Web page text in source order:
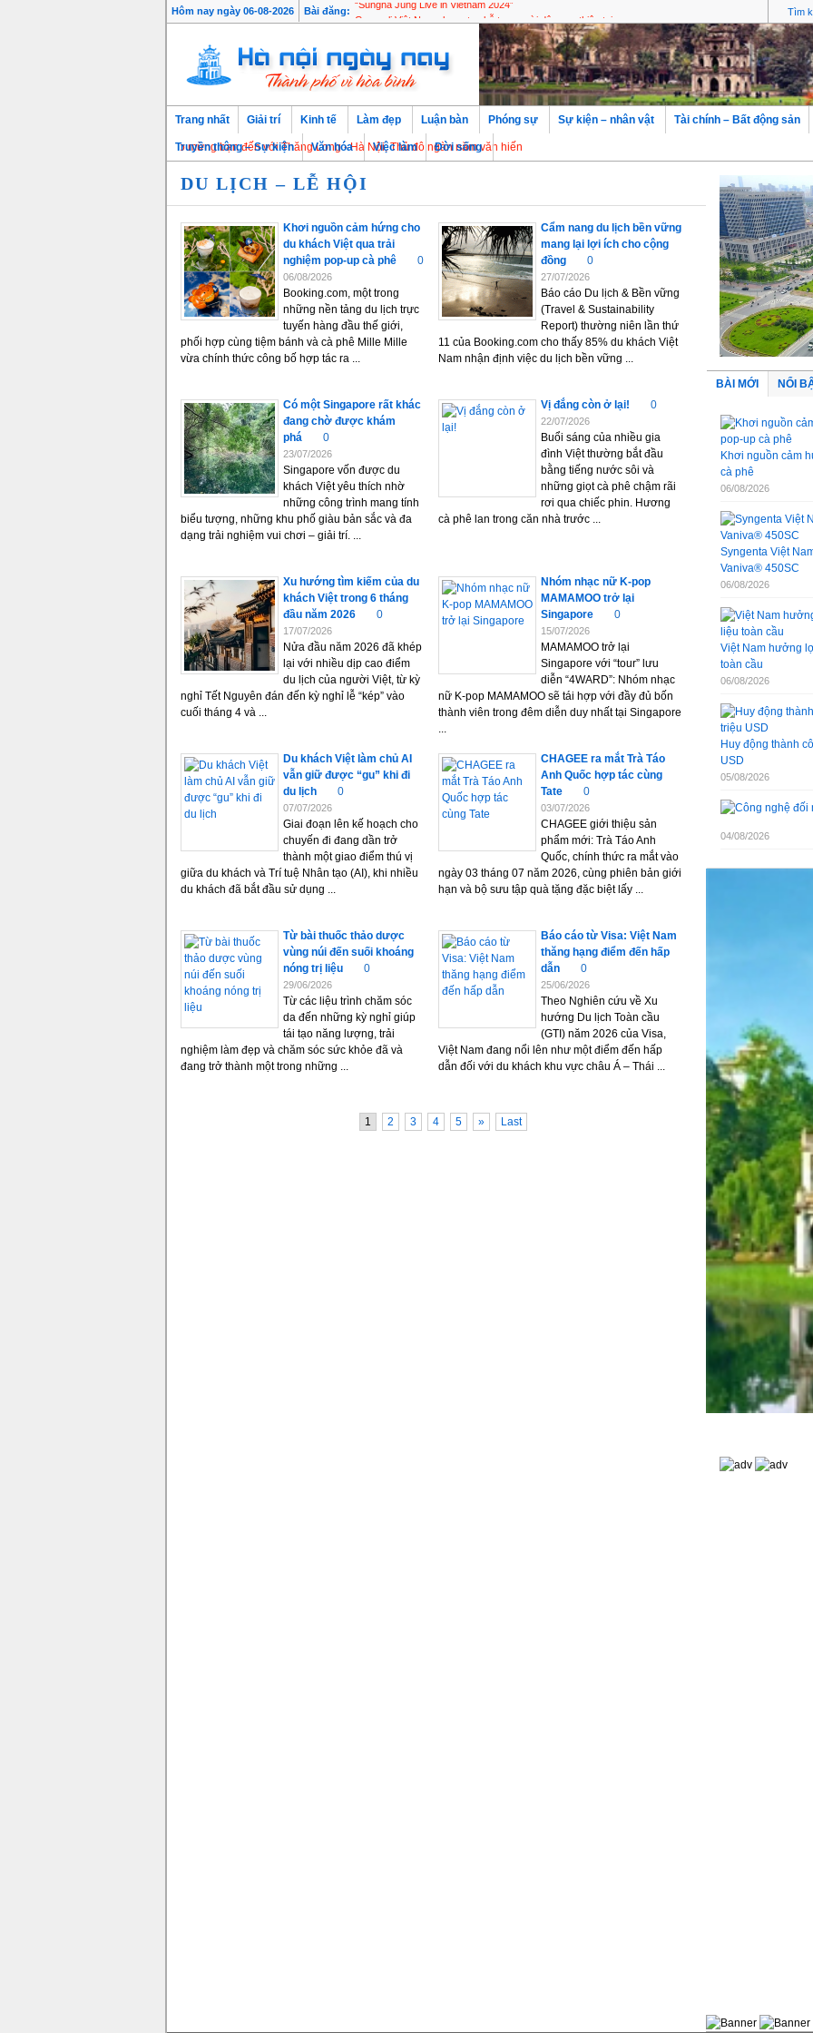
Hôm nay ngày 06-08-2026 Bài đăng: “Sungha Jung Live in Vietnam 2024”
Chào mừng bạn đến với Thăng Long - Hà Nội, Thủ đô ngàn năm văn hiến
Trang nhất Giải trí Kinh tế Làm đẹp Luận bàn Phóng sự Sự kiện – nhân vật Tài chính – Bất động sản
Truyền thông – Sự kiện Văn hóa Việc làm Đời sống
DU LỊCH – LỄ HỘI
Khơi nguồn cảm hứng cho
du khách Việt qua trải
nghiệm pop-up cà phê
0
06/08/2026
Booking.com, một trong
những nền tảng du lịch trực
tuyến hàng đầu thế giới,
phối hợp cùng tiệm bánh và cà phê Mille Mille
vừa chính thức công bố hợp tác ra ...
Cẩm nang du lịch bền vững
mang lại lợi ích cho cộng
đồng
0
27/07/2026
Báo cáo Du lịch & Bền vững
(Travel & Sustainability
Report) thường niên lần thứ
11 của Booking.com cho thấy 85% du khách Việt
Nam nhận định việc du lịch bền vững ...
Có một Singapore rất khác
đang chờ được khám
phá
0
23/07/2026
Singapore vốn được du
khách Việt yêu thích nhờ
những công trình mang tính
biểu tượng, những khu phố giàu bản sắc và đa
dạng trải nghiệm vui chơi – giải trí. ...
Vị đắng còn ở lại! 0
22/07/2026
Buổi sáng của nhiều gia
đình Việt thường bắt đầu
bằng tiếng nước sôi và
những giọt cà phê chậm rãi
rơi qua chiếc phin. Hương
cà phê lan trong căn nhà trước ...
Xu hướng tìm kiếm của du
khách Việt trong 6 tháng
đầu năm 2026
0
17/07/2026
Nửa đầu năm 2026 đã khép
lại với nhiều dịp cao điểm
du lịch của người Việt, từ kỳ
nghỉ Tết Nguyên đán đến kỳ nghỉ lễ “kép” vào
cuối tháng 4 và ...
Nhóm nhạc nữ K-pop
MAMAMOO trở lại
Singapore
0
15/07/2026
MAMAMOO trở lại
Singapore với “tour” lưu
diễn “4WARD”: Nhóm nhạc
nữ K-pop MAMAMOO sẽ tái hợp với đầy đủ bốn
thành viên trong đêm diễn duy nhất tại Singapore
...
Du khách Việt làm chủ AI
vẫn giữ được “gu” khi đi
du lịch
0
07/07/2026
Giai đoạn lên kế hoạch cho
chuyến đi đang dần trở
thành một giao điểm thú vị
giữa du khách và Trí tuệ Nhân tạo (AI), khi nhiều
du khách đã bắt đầu sử dụng ...
CHAGEE ra mắt Trà Táo
Anh Quốc hợp tác cùng
Tate
0
03/07/2026
CHAGEE giới thiệu sản
phẩm mới: Trà Táo Anh
Quốc, chính thức ra mắt vào
ngày 03 tháng 07 năm 2026, cùng phiên bản giới
hạn và bộ sưu tập quà tặng đặc biệt lấy ...
Từ bài thuốc thảo dược
vùng núi đến suối khoáng
nóng trị liệu
0
29/06/2026
Từ các liệu trình chăm sóc
da đến những kỳ nghỉ giúp
tái tạo năng lượng, trải
nghiệm làm đẹp và chăm sóc sức khỏe đã và
đang trở thành một trong những ...
Báo cáo từ Visa: Việt Nam
thăng hạng điểm đến hấp
dẫn
0
25/06/2026
Theo Nghiên cứu về Xu
hướng Du lịch Toàn cầu
(GTI) năm 2026 của Visa,
Việt Nam đang nổi lên như một điểm đến hấp
dẫn đối với du khách khu vực châu Á – Thái ...
1 2 3 4 5 » Last
BÀI MỚI NỔI
Khơi nguồn cảm
cà phê
06/08/2026
Syngenta Việt
Vaniva® 450SC
06/08/2026
Việt Nam hưởng
toàn cầu
06/08/2026
Huy động thành
USD
05/08/2026
04/08/2026